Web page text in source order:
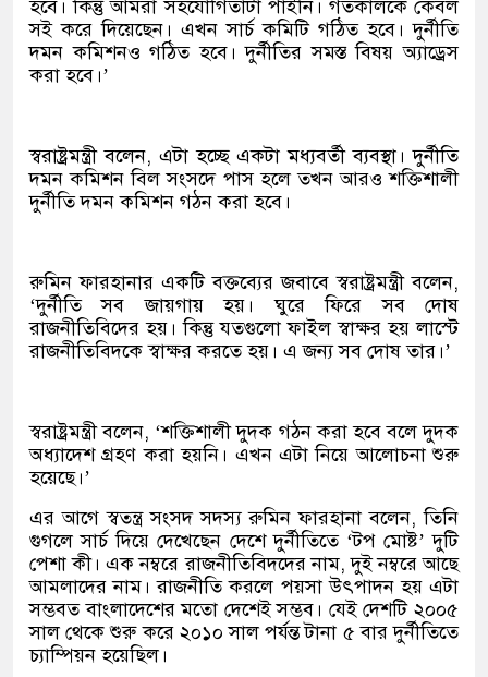
হবে। কিন্তু আমরা সহযোগিতাটা পাইনি। গতকালকে কেবল
সই করে দিয়েছেন। এখন সার্চ কমিটি গঠিত হবে। দুর্নীতি
দমন কমিশনও গঠিত হবে। দুর্নীতির সমস্ত বিষয় অ্যাড্রেস
করা হবে।’
স্বরাষ্ট্রমন্ত্রী বলেন, এটা হচ্ছে একটা মধ্যবর্তী ব্যবস্থা। দুর্নীতি
দমন কমিশন বিল সংসদে পাস হলে তখন আরও শক্তিশালী
দুর্নীতি দমন কমিশন গঠন করা হবে।
রুমিন ফারহানার একটি বক্তব্যের জবাবে স্বরাষ্ট্রমন্ত্রী বলেন,
‘দুর্নীতি সব জায়গায় হয়। ঘুরে ফিরে সব দোষ
রাজনীতিবিদের হয়। কিন্তু যতগুলো ফাইল স্বাক্ষর হয় লাস্টে
রাজনীতিবিদকে স্বাক্ষর করতে হয়। এ জন্য সব দোষ তার।’
স্বরাষ্ট্রমন্ত্রী বলেন, ‘শক্তিশালী দুদক গঠন করা হবে বলে দুদক
অধ্যাদেশ গ্রহণ করা হয়নি। এখন এটা নিয়ে আলোচনা শুরু
হয়েছে।’
এর আগে স্বতন্ত্র সংসদ সদস্য রুমিন ফারহানা বলেন, তিনি
গুগলে সার্চ দিয়ে দেখেছেন দেশে দুর্নীতিতে ‘টপ মোষ্ট’ দুটি
পেশা কী। এক নম্বরে রাজনীতিবিদদের নাম, দুই নম্বরে আছে
আমলাদের নাম। রাজনীতি করলে পয়সা উৎপাদন হয় এটা
সম্ভবত বাংলাদেশের মতো দেশেই সম্ভব। যেই দেশটি ২০০৫
সাল থেকে শুরু করে ২০১০ সাল পর্যন্ত টানা ৫ বার দুর্নীতিতে
চ্যাম্পিয়ন হয়েছিল।